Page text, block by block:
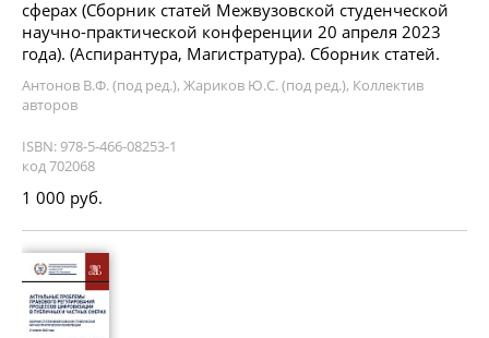
сферах (Сборник статей Межвузовской студенческой
научно-практической конференции 20 апреля 2023
года). (Аспирантура, Магистратура). Сборник статей.
Антонов В.Ф. (под ред.), Жариков Ю.С. (под ред.), Коллектив
авторов
ISBN: 978-5-466-08253-1
код 702068
1 000 руб.